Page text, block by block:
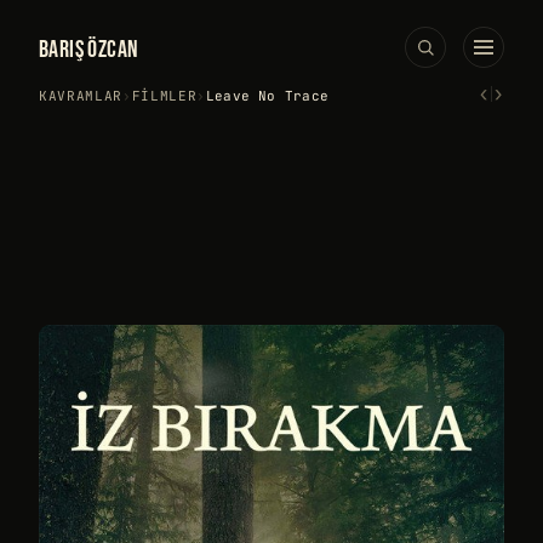
BARIŞ ÖZCAN
KAVRAMLAR › FILMLER › Leave No Trace ‹›